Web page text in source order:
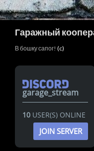
Гаражный
В бошку сапог! (c)
garage_stream
10 USER(S) ONLINE
JOIN SERVER